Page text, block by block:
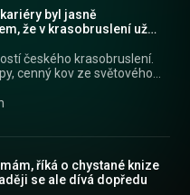
prodávají. Já jim to
i věnování. Mají něco v
moc vděčný. A když pak
muzikanta největší
mujRozhlasAplikace •
» Sledujte nás na
byl jasně
že v krasobruslení už
českého krasobruslení.
cenný kov ze světového
crostrednicechy
říká o chystané knize
se ale dívá dopředu